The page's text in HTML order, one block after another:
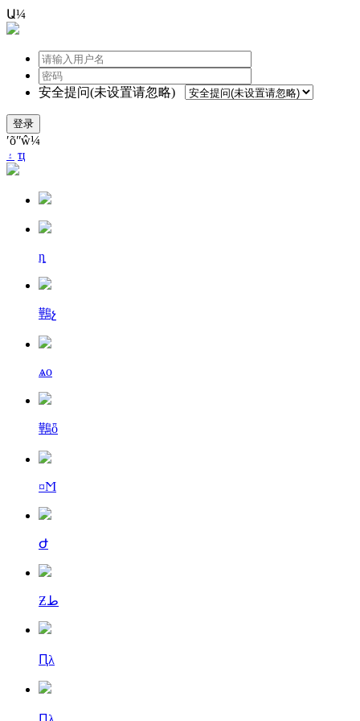
Ա¼
安全提问(未设置请忽略)
登录
ʹõʺŵ¼
۽ ҵ
ȵ
鷨չ
ѧо
鷨ȫ
¤Ϻ
Ժ
Ƶط
Ԥλ